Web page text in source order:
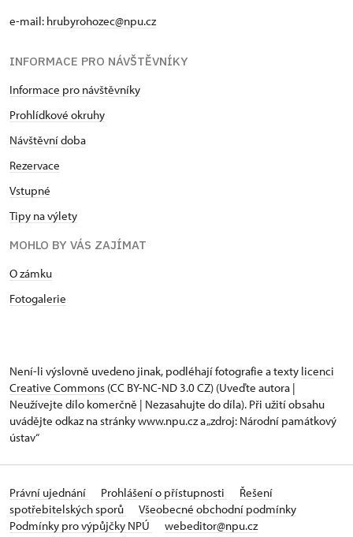
e-mail: hrubyrohozec@npu.cz
INFORMACE PRO NÁVŠTĚVNÍKY
Informace pro návštěvníky
Prohlídkové okruhy
Návštěvní doba
Rezervace
Vstupné
Tipy na výlety
MOHLO BY VÁS ZAJÍMAT
O zámku
Fotogalerie
Není-li výslovně uvedeno jinak, podléhají fotografie a texty licenci
Creative Commons (CC BY-NC-ND 3.0 CZ) (Uveďte autora |
Neužívejte dílo komerčně | Nezasahujte do díla). Při užití obsahu
uvádějte odkaz na stránky www.npu.cz a „zdroj: Národní památkový
ústav“
Právní ujednání Prohlášení o přístupnosti
Řešení
spotřebitelských sporů
Všeobecné obchodní podmínky
Podmínky pro výpůjčky NPÚ
webeditor@npu.cz